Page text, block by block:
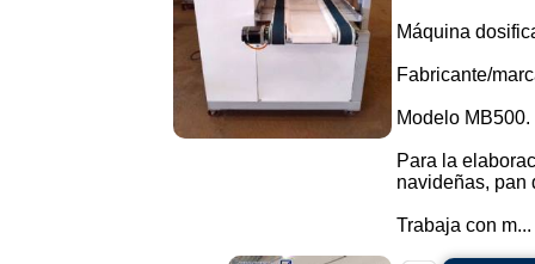
Máquina
Fabricante/
Modelo MB500.
Para la
navideñas, pan
Trabaja con m...